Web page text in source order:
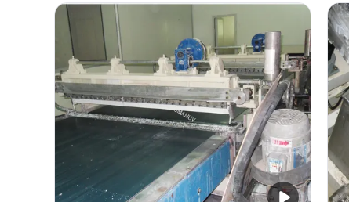
engineered to apply perfectly uniform, high-
gloss coatings that eliminate orange peel
and spray patterns. Production Line
Composition ...